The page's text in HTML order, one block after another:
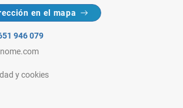
en el mapa
946 079
y cookies